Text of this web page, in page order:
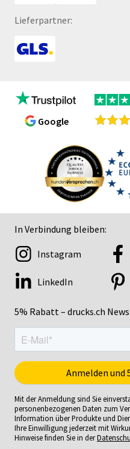
Lieferpartner:
Google
In Verbindung bleiben:
5% Rabatt – drucks.ch
Instagram
LinkedIn
Mit der Anmeldung sind Sie
personenbezogenen Daten zum
Information über Produkte und
Ihre Einwilligung jederzeit mit
Hinweise finden Sie in der